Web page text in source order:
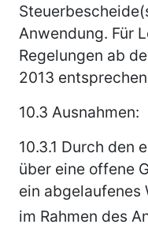
Anwendung. Für
Regelungen ab
2013
10.3 Ausnahmen:
10.3.1 Durch den
über eine offene
ein
im Rahmen des